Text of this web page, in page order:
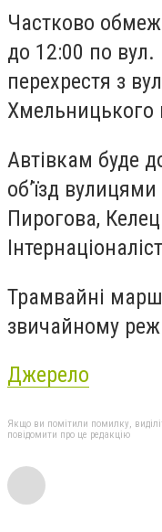
Частково
до 12:00 по вул.
перехрестя з
Хмельницького
Автівкам буде
об’їзд
Пирогова,
Трамвайні
звичайному
Джерело
Якщо ви помітили помилку,
повідомити про це редакцію